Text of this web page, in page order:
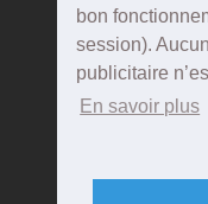
bon
session).
publicitaire
En savoir plus